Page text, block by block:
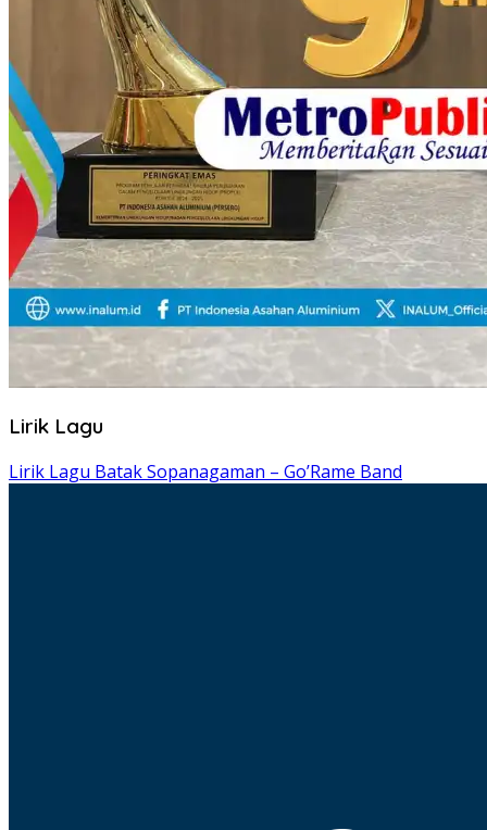
Lirik Lagu
Lirik Lagu Batak Sopanagaman – Go’Rame Band